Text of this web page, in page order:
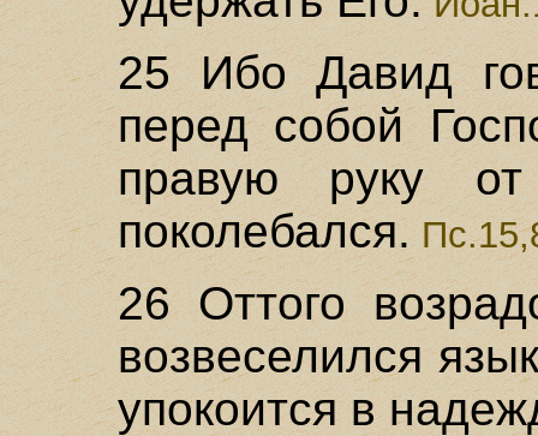
25 Ибо Давид
перед собой
правую руку
поколебался.
26 Оттого
возвеселился
упокоится в